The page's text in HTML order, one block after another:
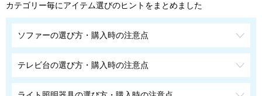
カテゴリー毎にアイテム選びのヒントをまとめました
ソファーの選び方・購入時の注意点
テレビ台の選び方・購入時の注意点